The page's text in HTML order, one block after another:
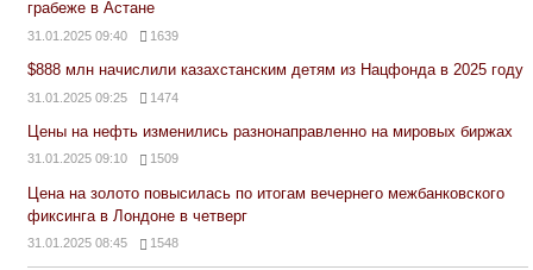
грабеже в Астане
31.01.2025 09:40 1639
$888 млн начислили казахстанским детям из Нацфонда в 2025 году
31.01.2025 09:25 1474
Цены на нефть изменились разнонаправленно на мировых биржах
31.01.2025 09:10 1509
Цена на золото повысилась по итогам вечернего межбанковского
фиксинга в Лондоне в четверг
31.01.2025 08:45 1548